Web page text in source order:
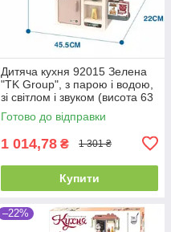
Дитяча кухня 92015 Зелена
"TK Group", з парою і водою,
зі світлом і звуком (висота 63
см)
Готово до відправки
1 014,78 ₴ 1 301 ₴
Купити
–22%